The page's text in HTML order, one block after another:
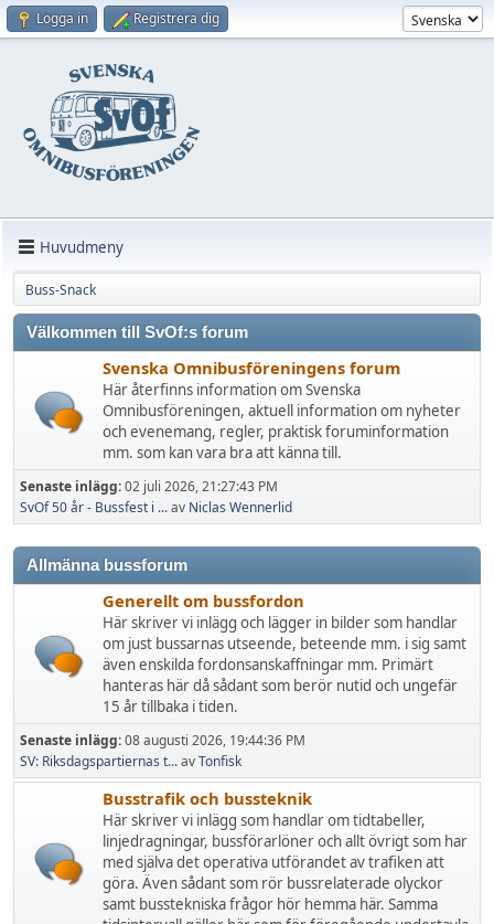
Logga in Registrera dig
Huvudmeny
Buss-Snack
Välkommen till SvOf:s forum
Svenska Omnibusföreningens forum
Här återfinns information om Svenska
Omnibusföreningen, aktuell information om nyheter
och evenemang, regler, praktisk foruminformation
mm. som kan vara bra att känna till.
Senaste inlägg:02 juli 2026, 21:27:43 PM
SvOf 50 år - Bussfest i ...av Niclas Wennerlid
Allmänna bussforum
Generellt om bussfordon
Här skriver vi inlägg och lägger in bilder som handlar
om just bussarnas utseende, beteende mm. i sig samt
även enskilda fordonsanskaffningar mm. Primärt
hanteras här då sådant som berör nutid och ungefär
15 år tillbaka i tiden.
Senaste inlägg:08 augusti 2026, 19:44:36 PM
SV: Riksdagspartiernas t...avTonfisk
Busstrafik och bussteknik
Här skriver vi inlägg som handlar om tidtabeller,
linjedragningar, bussförarlöner och allt övrigt som har
med själva det operativa utförandet av trafiken att
göra. Även sådant som rör bussrelaterade olyckor
samt busstekniska frågor hör hemma här. Samma